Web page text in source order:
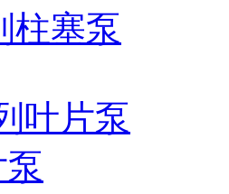
柱塞泵
叶片泵